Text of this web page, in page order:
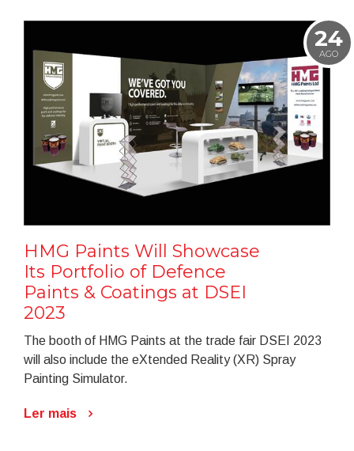
24
AGO
HMG Paints Will Showcase
Its Portfolio of Defence
Paints & Coatings at DSEI
2023
The booth of HMG Paints at the trade fair DSEI 2023
will also include the eXtended Reality (XR) Spray
Painting Simulator.
Ler mais